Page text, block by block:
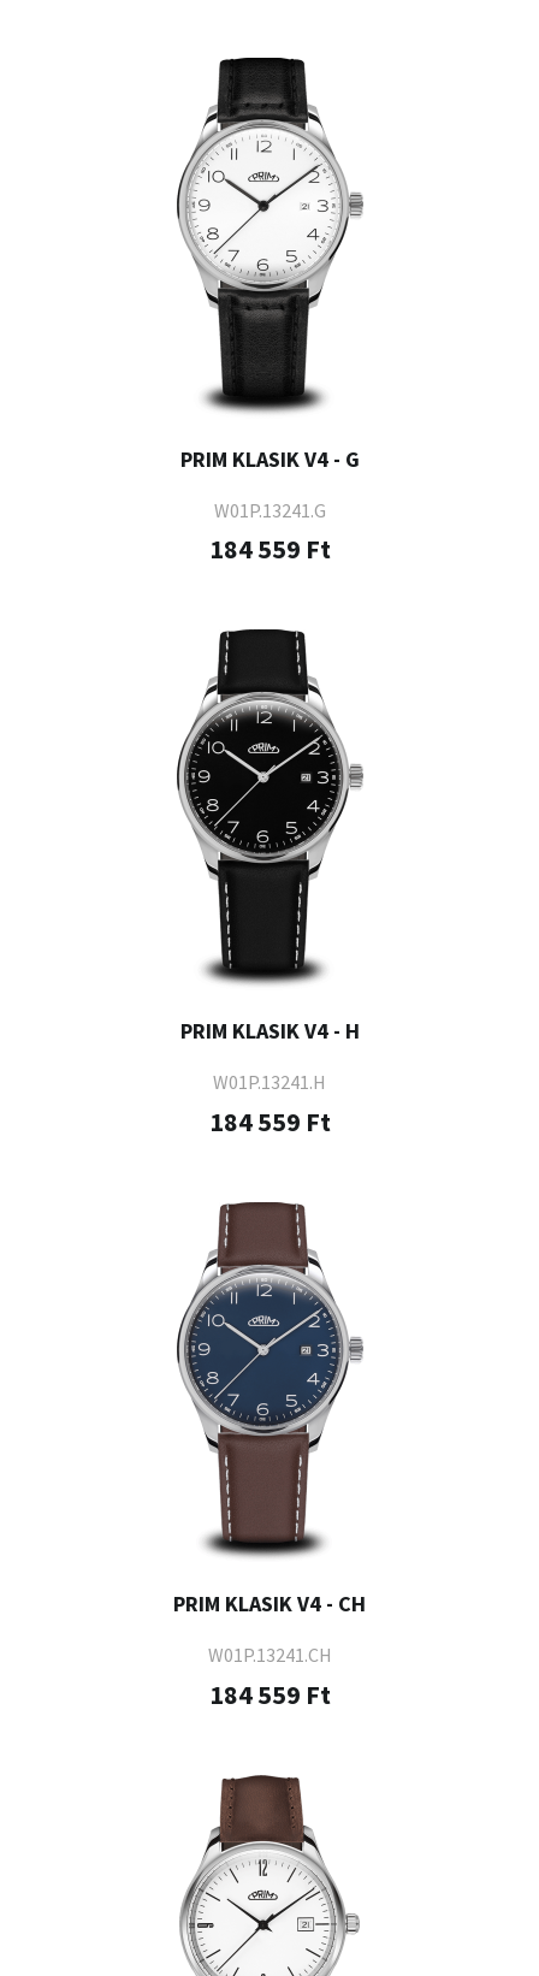
PRIM KLASIK V4 - G
W01P.13241.G
184 559 Ft
PRIM KLASIK V4 - H
W01P.13241.H
184 559 Ft
PRIM KLASIK V4 - CH
W01P.13241.CH
184 559 Ft